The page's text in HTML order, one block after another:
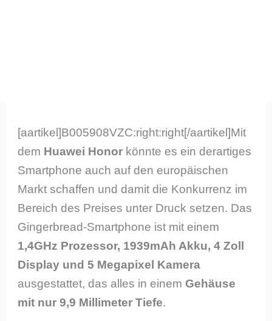
[aartikel]B005908VZC:right:right[/aartikel]Mit
dem Huawei Honor könnte es ein derartiges
Smartphone auch auf den europäischen
Markt schaffen und damit die Konkurrenz im
Bereich des Preises unter Druck setzen. Das
Gingerbread-Smartphone ist mit einem
1,4GHz Prozessor, 1939mAh Akku, 4 Zoll
Display und 5 Megapixel Kamera
ausgestattet, das alles in einemGehäuse
mit nur 9,9 Millimeter Tiefe.